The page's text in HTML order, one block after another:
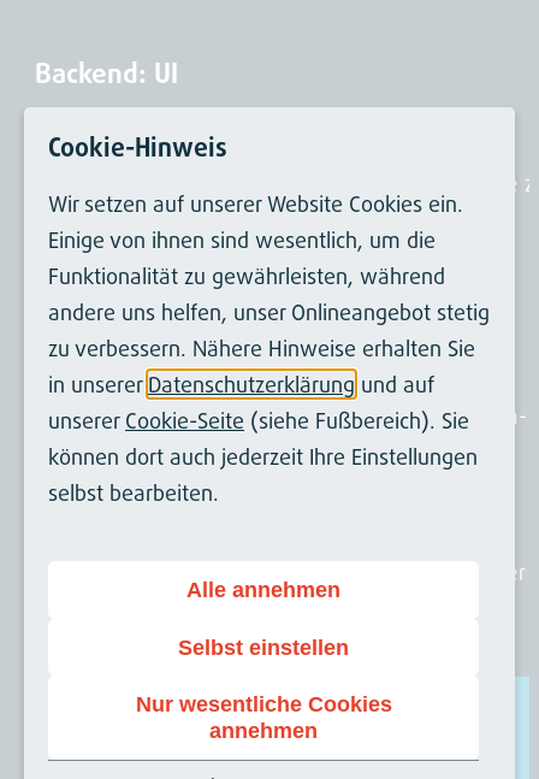
Backend: UI
Die LiveSuche zeigt nun Sprachflaggen-Icons
neben Suchergebnissen an, um deren Sprache
identifizieren
Backend: API
Die Infomails bei einem fehlgeschlagenen
Backend-Login enthalten nun keine MD5-Hash-
Teile des Passworts mehr
Identifier genutzt, so dass z.B. alle Caches einer
Cookie-Hinweis
Wir setzen auf unserer Website Cookies ein.
Einige von ihnen sind wesentlich, um die
Funktionalität zu gewährleisten, während
andere uns helfen, unser Onlineangebot stetig
zu verbessern. Nähere Hinweise erhalten Sie
in unserer Datenschutzerklärung und auf
unserer Cookie-Seite (siehe Fußbereich). Sie
können dort auch jederzeit Ihre Einstellungen
selbst bearbeiten.
Alle annehmen
Selbst einstellen
Nur wesentliche Cookies
annehmen